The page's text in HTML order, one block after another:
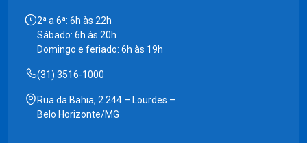
2ª a 6ª: 6h às 22h
Sábado: 6h às 20h
Domingo e feriado: 6h às 19h
(31) 3516-1000
Rua da Bahia, 2.244 – Lourdes –
Belo Horizonte/MG